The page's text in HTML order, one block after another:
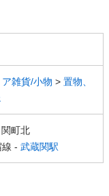
雑貨/小物 > 置物、
町北
- 武蔵関駅